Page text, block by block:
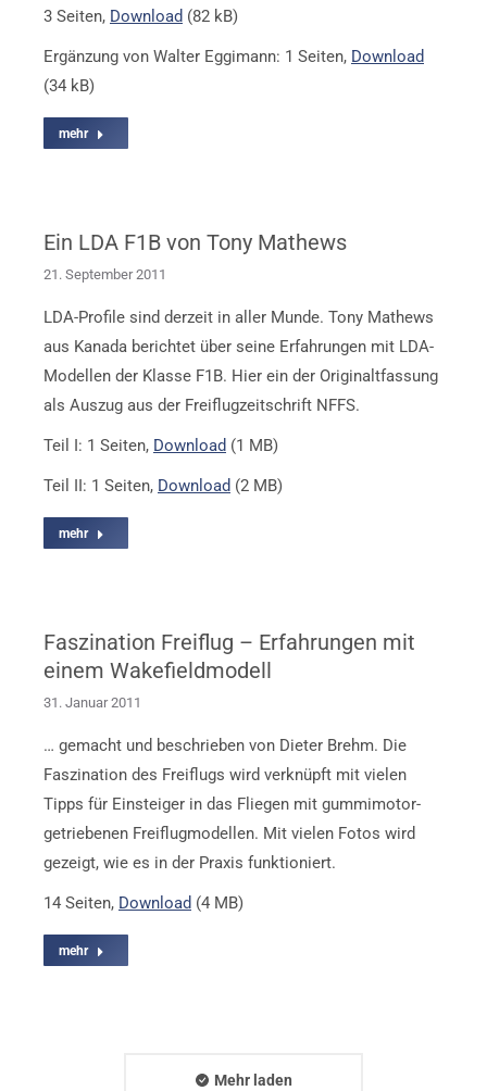
3 Seiten, Download (82 kB)
Ergänzung von Walter Eggimann: 1 Seiten, Download
(34 kB)
mehr
Ein LDA F1B von Tony Mathews
21. September 2011
LDA-Profile sind derzeit in aller Munde. Tony Mathews
aus Kanada berichtet über seine Erfahrungen mit LDA-
Modellen der Klasse F1B. Hier ein der Originaltfassung
als Auszug aus der Freiflugzeitschrift NFFS.
Teil I: 1 Seiten, Download (1 MB)
Teil II: 1 Seiten, Download (2 MB)
mehr
Faszination Freiflug – Erfahrungen mit
einem Wakefieldmodell
31. Januar 2011
… gemacht und beschrieben von Dieter Brehm. Die
Faszination des Freiflugs wird verknüpft mit vielen
Tipps für Einsteiger in das Fliegen mit gummimotor-
getriebenen Freiflugmodellen. Mit vielen Fotos wird
gezeigt, wie es in der Praxis funktioniert.
14 Seiten, Download (4 MB)
mehr
Mehr laden